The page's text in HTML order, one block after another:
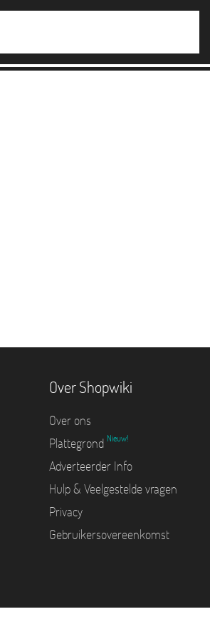
Over Shopwiki
Over ons
Plattegrond Nieuw!
Adverteerder Info
Hulp & Veelgestelde vragen
Privacy
Gebruikersovereenkomst